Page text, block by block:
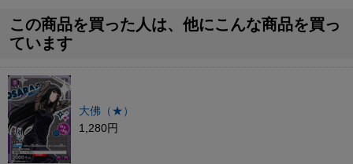
この商品を買った人は、他にこんな商品を買っ
ています
大佛（★）
1,280円